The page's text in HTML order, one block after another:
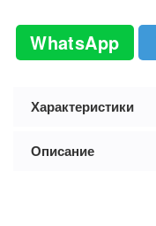
WhatsApp
Характеристики
Описание